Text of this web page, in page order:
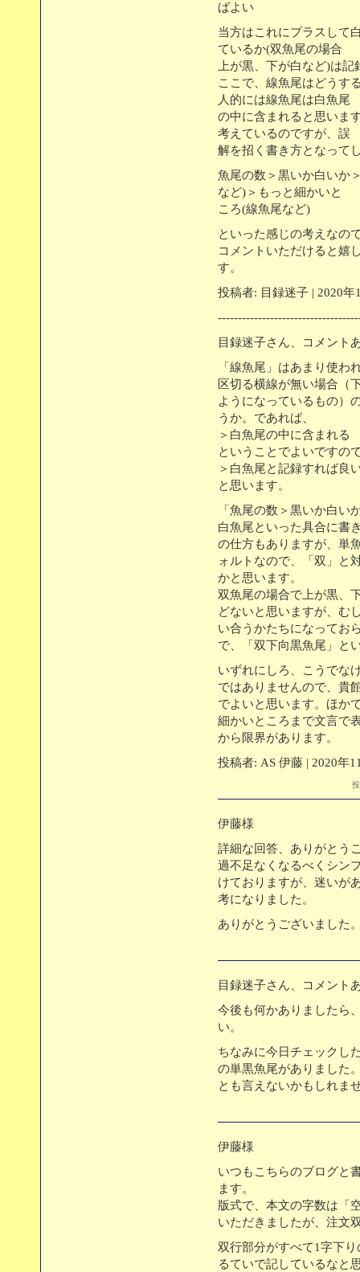
ばよい
当方はこれにプラスして
ているか(双魚尾の場合
上が黒、下が白など)は
ここで、線魚尾はどうす
人的には線魚尾は白魚尾
の中に含まれると思いま
考えているのですが、誤
解を招く書き方となって
魚尾の数＞黒いか白いか
など)＞もっと細かいと
ころ(線魚尾など)
といった感じの考えなの
コメントいただけると嬉
す。
投稿者: 目録迷子 | 2020年
目録迷子さん、コメント
「線魚尾」はあまり使わ
区切る横線が無い場合（
ようになっているもの）
うか。であれば、
＞白魚尾の中に含まれる
ということでよいですの
＞白魚尾と記録すれば良
と思います。
「魚尾の数＞黒いか白い
白魚尾といった具合に書
の仕方もありますが、単
ォルトなので、「双」と
かと思います。
双魚尾の場合で上が黒、
どないと思いますが、む
い合うかたちになってお
で、「双下向黒魚尾」と
いずれにしろ、こうでな
ではありませんので、貴
でよいと思います。ほか
細かいところまで文言で
から限界があります。
投稿者: AS 伊藤 | 2020年
伊藤様
詳細な回答、ありがとう
過不足なくなるべくシン
けておりますが、迷いが
考になりました。
ありがとうございました
目録迷子さん、コメント
今後も何かありましたら
い。
ちなみに今日チェックし
の単黒魚尾がありました
とも言えないかもしれま
伊藤様
いつもこちらのブログと
ます。
版式で、本文の字数は「
いただきましたが、注文
双行部分がすべて1字下
るていで記しているなと